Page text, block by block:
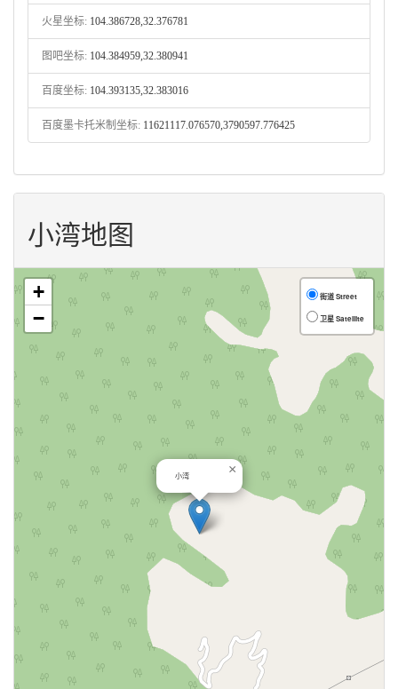
火星坐标: 104.386728,32.376781
图吧坐标: 104.384959,32.380941
百度坐标: 104.393135,32.383016
百度墨卡托米制坐标: 11621117.076570,3790597.776425
小湾地图
小湾 ×
+
−
街道 Street
卫星 Satellite